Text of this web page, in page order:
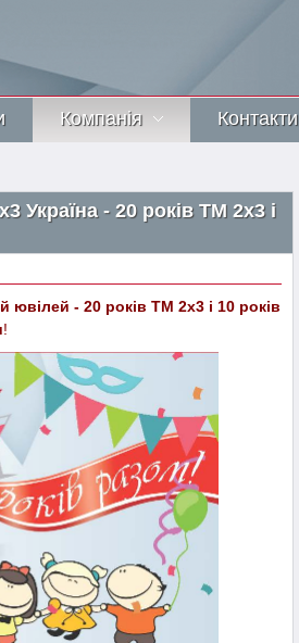
Компанія Контакти
Україна - 20 років ТМ 2х3 і
ювілей - 20 років ТМ 2х3 і 10 років
!